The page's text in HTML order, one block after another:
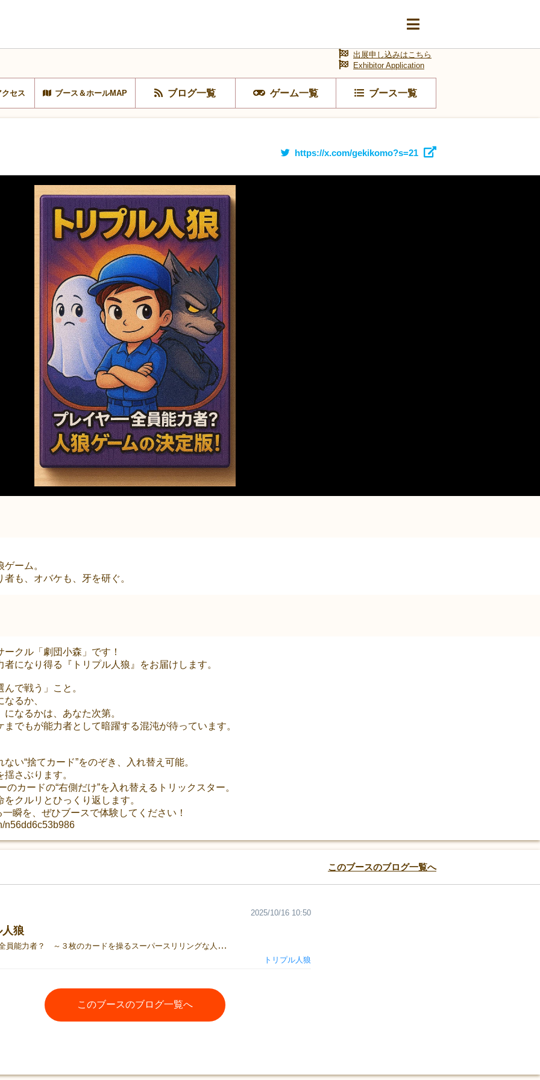
クセス ブース＆ホールMAP ブログ一覧 ゲーム一覧 ブース一覧
出展申し込みはこちら
Exhibitor Application
https://x.com/gekikomo?s=21
ーム。
も、オバケも、牙を研ぐ。
クル「劇団小森」です！
になり得る『トリプル人狼』をお届けします。
で戦う」こと。
るか、
なるかは、あなた次第。
でもが能力者として暗躍する混沌が待っています。
い“捨てカード”をのぞき、入れ替え可能。
さぶります。
カードの“右側だけ”を入れ替えるトリックスター。
クルリとひっくり返します。
瞬を、ぜひブースで体験してください！
n56dd6c53b986
このブースのブログ一覧へ
人狼
プレイヤー全員能力者？ ～３枚のカードを操るスーパースリリングな人狼ゲーム！～トリプル人狼では、各プレイヤーに３枚のカードが配られます。プレイヤーはそこからプレイカードを２枚選べるため、「複数の能力を持つ市民」になることもできれば「能力を持つ人外（人狼・オバケ）」になることもできます。スーパー市民達と能力持ち人外との平穏な会話は、徐々に強力な推理力を駆使して追い詰めようとする人間たちと、自らの能力を利用して騙りトラップをしかける人外との戦いに発展します。次々と訪れるツイスト、協力と寝返りと笑いあり時に絶対予測不可能な大どんでん返しあり・・・それはきっと貴方がいままで経験したことがない人狼体験になるでしょう。 ・１人につき３枚のカードがあり無限の戦略を開拓することが可能で、３人から充分楽しめるパーティーゲームです・短時間 １日、それも１回の投票で勝負が決まります。決着まで全員参加で脱落者はでません・司会者不要 プレイヤー自身が行えるシンプルな進行！・使用カードが多くカードムーブ能力のあるキャストが複数いるため、おしゃべりが苦手な方でも推理・メンタリスト的能力・あるいは大胆なカード操作で勝利することが可能ですストーリー人間と人外が交錯する不思議な街、そこはトリプルタウン今日もそこにはやんちゃな怪物たちが遊び半分でやってきます、果たして彼らはうまく市民たちを騙し続けることができるのか？そして市民は・・・無事に次の朝を迎えることができるのか！？https://youtube.com/shorts/HVN5BdnAcnk?si=Htvc61BbLKHlo7Z2
2025/10/16 10:50
トリプル人狼
このブースのブログ一覧へ